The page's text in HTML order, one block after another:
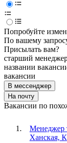
Попробуйте
По вашему
Присылать вам?
старший
названии
вакансии
В мессенджер
На почту
Вакансии по
Менеджер
Ханская,